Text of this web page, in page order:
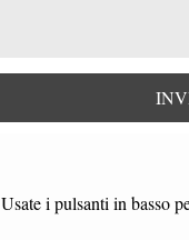
Usate i pulsanti in basso